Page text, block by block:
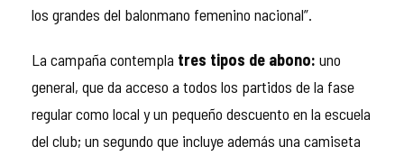
los grandes del balonmano femenino nacional”.
La campaña contempla tres tipos de abono: uno
general, que da acceso a todos los partidos de la fase
regular como local y un pequeño descuento en la escuela
del club; un segundo que incluye además una camiseta